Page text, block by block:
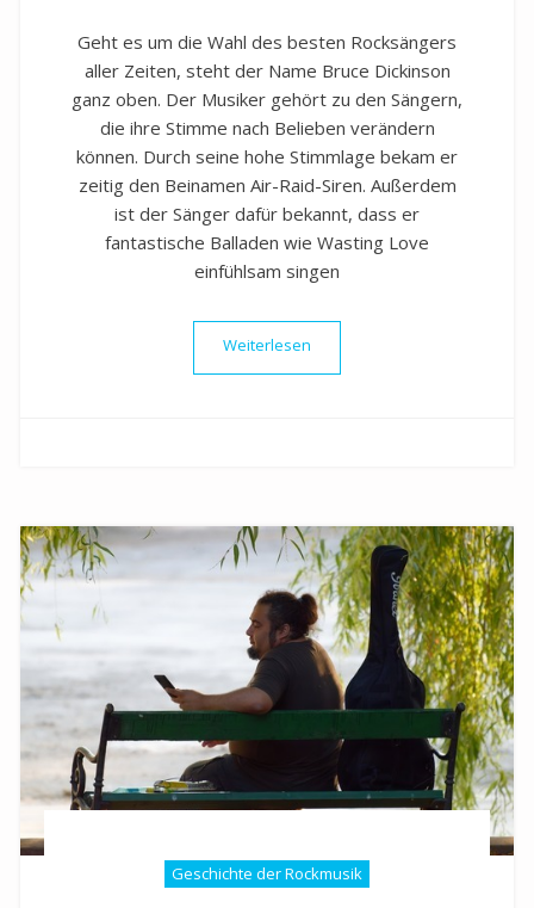
Geht es um die Wahl des besten Rocksängers
aller Zeiten, steht der Name Bruce Dickinson
ganz oben. Der Musiker gehört zu den Sängern,
die ihre Stimme nach Belieben verändern
können. Durch seine hohe Stimmlage bekam er
zeitig den Beinamen Air-Raid-Siren. Außerdem
ist der Sänger dafür bekannt, dass er
fantastische Balladen wie Wasting Love
einfühlsam singen
Geschichte der Rockmusik